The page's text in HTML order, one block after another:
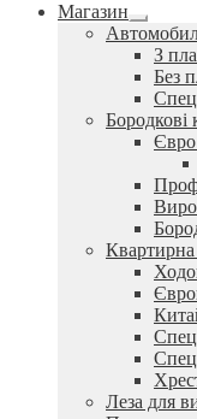
Магазин
меню
З
Без
Бородкові
Євро
Квартирна
Леза для